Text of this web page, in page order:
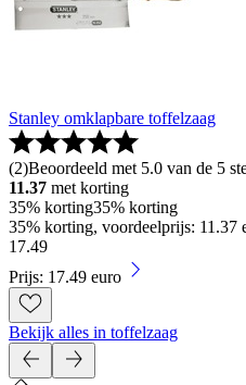
Stanley omklapbare toffelzaag
(2)Beoordeeld met 5.0 van de 5
11.37 met korting
35% korting35% korting
35% korting, voordeelprijs: 11.37
17.49
Prijs: 17.49 euro
Bekijk alles in toffelzaag